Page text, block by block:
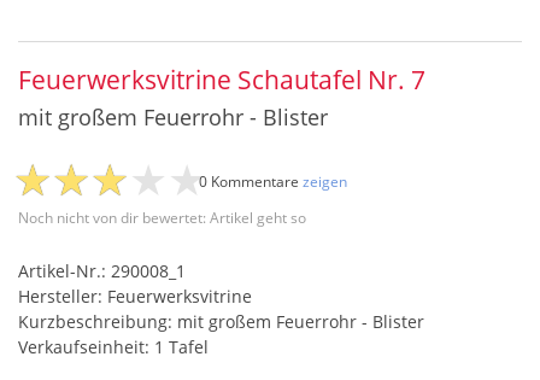
Feuerwerksvitrine Schautafel Nr. 7
mit großem Feuerrohr - Blister
Noch nicht von dir bewertet: Artikel geht so
0 Kommentare zeigen
Artikel-Nr.: 290008_1
Hersteller: Feuerwerksvitrine
Kurzbeschreibung: mit großem Feuerrohr - Blister
Verkaufseinheit: 1 Tafel